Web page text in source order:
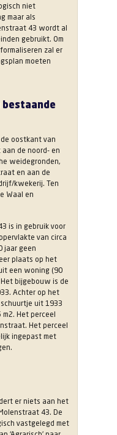
niet
maar als
43 wordt al
gebruikt. Om
zal er
moeten
oostkant van
de noord- en
weidegronden,
en aan de
kwekerij. Ten
Waal en
is in gebruik voor
van circa
jaar geen
plaats op het
een woning (90
bijgebouw is de
Achter op het
uit 1933
Het perceel
Het perceel
ingepast met
er niets aan het
43. De
vastgelegd met